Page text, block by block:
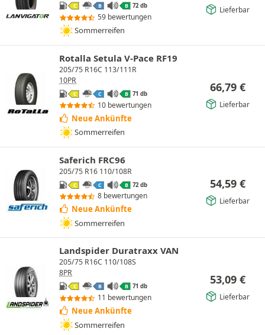
C B B 72 db
59 bewertungen
Sommerreifen
Lieferbar
Rotalla Setula V-Pace RF19
205/75 R16C 113/111R
10PR
C C B 71 db
10 bewertungen
Neue Ankünfte
Sommerreifen
66,79 €
Lieferbar
Saferich FRC96
205/75 R16 110/108R
C C B 72 db
8 bewertungen
Neue Ankünfte
Sommerreifen
54,59 €
Lieferbar
Landspider Duratraxx VAN
205/75 R16C 110/108S
8PR
C B B 71 db
11 bewertungen
Neue Ankünfte
Sommerreifen
53,09 €
Lieferbar